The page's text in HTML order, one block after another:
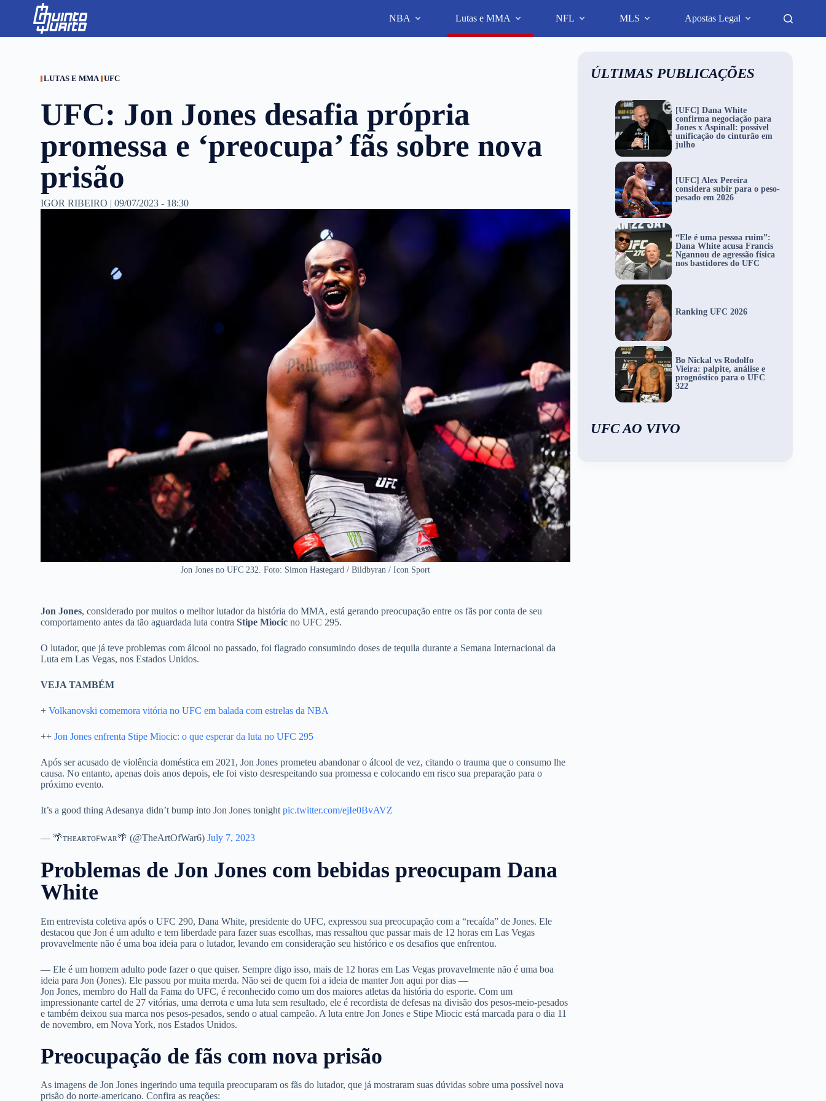
p
NBA Lutas e MMA NFL MLS Apostas Legal
LUTAS E MMA UFC
UFC: Jon Jones desafia própria
promessa e ‘preocupa’ fãs sobre nova
prisão
IGOR RIBEIRO |09/07/2023 - 18:30
Jon Jones no UFC 232. Foto: Simon Hastegard / Bildbyran / Icon Sport
Jon Jones, considerado por muitos o melhor lutador da história do MMA, está gerando preocupação entre os fãs por conta de seu
comportamento antes da tão aguardada luta contraStipe Miocic no UFC 295.
O lutador, que já teve problemas com álcool no passado, foi flagrado consumindo doses de tequila durante a Semana Internacional da
Luta em Las Vegas, nos Estados Unidos.
VEJA TAMBÉM
+Volkanovski comemora vitória no UFC em balada com estrelas da NBA
++Jon Jones enfrenta Stipe Miocic: o que esperar da luta no UFC 295
Após ser acusado de violência doméstica em 2021, Jon Jones prometeu abandonar o álcool de vez, citando o trauma que o consumo lhe
causa. No entanto, apenas dois anos depois, ele foi visto desrespeitando sua promessa e colocando em risco sua preparação para o
próximo evento.
It’s a good thing Adesanya didn’t bump into Jon Jones tonightpic.twitter.com/ejIe0BvAVZ
— 🌴ᴛʜᴇᴀʀᴛᴏꜰᴡᴀʀ🌴 (@TheArtOfWar6)July 7, 2023
Problemas de Jon Jones com bebidas preocupam Dana
White
Em entrevista coletiva após o UFC 290, Dana White, presidente do UFC, expressou sua preocupação com a “recaída” de Jones. Ele
destacou que Jon é um adulto e tem liberdade para fazer suas escolhas, mas ressaltou que passar mais de 12 horas em Las Vegas
provavelmente não é uma boa ideia para o lutador, levando em consideração seu histórico e os desafios que enfrentou.
— Ele é um homem adulto pode fazer o que quiser. Sempre digo isso, mais de 12 horas em Las Vegas provavelmente não é uma boa
ideia para Jon (Jones). Ele passou por muita merda. Não sei de quem foi a ideia de manter Jon aqui por dias —
Jon Jones, membro do Hall da Fama do UFC, é reconhecido como um dos maiores atletas da história do esporte. Com um
impressionante cartel de 27 vitórias, uma derrota e uma luta sem resultado, ele é recordista de defesas na divisão dos pesos-meio-pesados
e também deixou sua marca nos pesos-pesados, sendo o atual campeão. A luta entre Jon Jones e Stipe Miocic está marcada para o dia 11
de novembro, em Nova York, nos Estados Unidos.
Preocupação de fãs com nova prisão
As imagens de Jon Jones ingerindo uma tequila preocuparam os fãs do lutador, que já mostraram suas dúvidas sobre uma possível nova
prisão do norte-americano. Confira as reações:
ÚLTIMAS PUBLICAÇÕES
[UFC] Dana White
confirma negociação para
Jones x Aspinall: possível
unificação do cinturão em
julho
[UFC] Alex Pereira
considera subir para o peso-
pesado em 2026
“Ele é uma pessoa ruim”:
Dana White acusa Francis
Ngannou de agressão física
nos bastidores do UFC
Ranking UFC 2026
Bo Nickal vs Rodolfo
Vieira: palpite, análise e
prognóstico para o UFC
322
UFC AO VIVO